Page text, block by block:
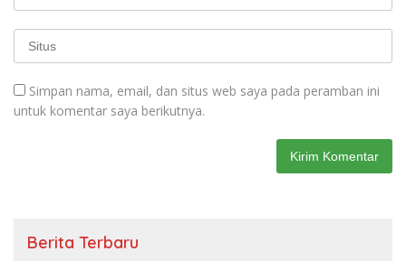
Simpan nama, email, dan situs web saya pada peramban ini
untuk komentar saya berikutnya.
Berita Terbaru